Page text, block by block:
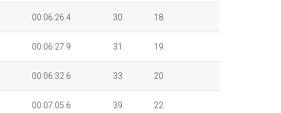
00:06:26.4 30. 18.
00:06:27.9 31. 19.
00:06:32.6 33. 20.
00:07:05.6 39. 22.